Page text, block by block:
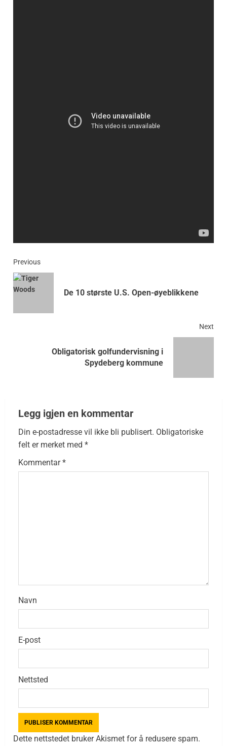
Previous
De 10 største U.S. Open-øyeblikkene
Next
Obligatorisk golfundervisning i
Spydeberg kommune
Legg igjen en kommentar
Din e-postadresse vil ikke bli publisert. Obligatoriske
felt er merket med *
Kommentar*
Navn
E-post
Nettsted
Dette nettstedet bruker Akismet for å redusere spam.